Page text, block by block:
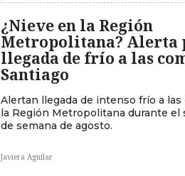
¿Nieve en la Región
Metropolitana? Alerta
llegada de frío a las
Santiago
Alertan llegada de intenso frío a las
la Región Metropolitana durante el
de semana de agosto.
Javiera Aguilar